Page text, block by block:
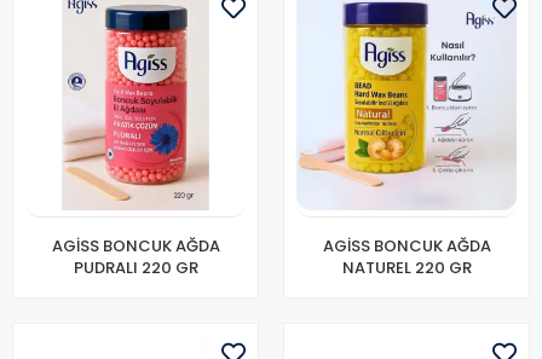
AGİSS BONCUK AĞDA
PUDRALI 220 GR
AGİSS BONCUK AĞDA
NATUREL 220 GR